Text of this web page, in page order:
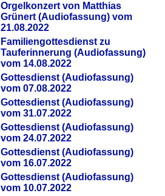
Orgelkonzert von Matthias
Grünert (Audiofassung) vom
21.08.2022
Familiengottesdienst zu
Tauferinnerung (Audiofassung)
vom 14.08.2022
Gottesdienst (Audiofassung)
vom 07.08.2022
Gottesdienst (Audiofassung)
vom 31.07.2022
Gottesdienst (Audiofassung)
vom 24.07.2022
Gottesdienst (Audiofassung)
vom 16.07.2022
Gottesdienst (Audiofassung)
vom 10.07.2022